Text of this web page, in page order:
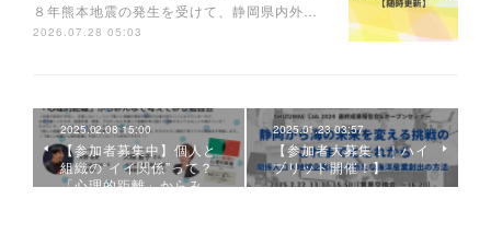
８年熊本地震の発生を受けて、静岡県内外…
2026.07.28 05:03
2025.02.08 15:00
【参加者募集中】個人と
組織の“イイ関係”って？
「心理的距離」からみ…
2025.01.23 03:57
【参加者大募集！｜ハイ
ブリッド開催！】